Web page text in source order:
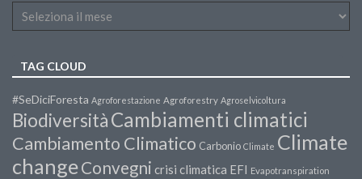
TAG CLOUD
#SeDiciForesta Agroforestazione Agroforestry Agroselvicoltura
BiodiversitàCambiamenti climatici
Cambiamento Climatico Carbonio Climate Climate
changeConvegni crisi climatica EFI Evapotranspiration